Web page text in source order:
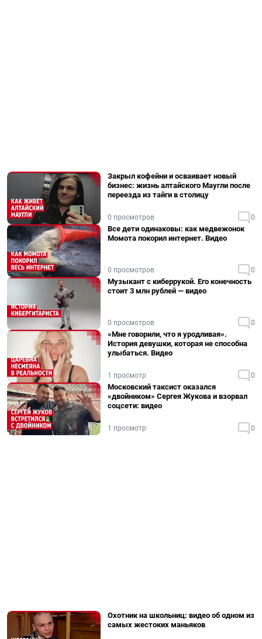
Закрыл кофейни и осваивает новый
бизнес: жизнь алтайского Маугли после
переезда из тайги в столицу
0 просмотров 0
Все дети одинаковы: как медвежонок
Момота покорил интернет. Видео
0 просмотров 0
Музыкант с киберрукой. Его конечность
стоит 3 млн рублей — видео
0 просмотров 0
«Мне говорили, что я уродливая».
История девушки, которая не способна
улыбаться. Видео
1 просмотр 0
Московский таксист оказался
«двойником» Сергея Жукова и взорвал
соцсети: видео
1 просмотр 0
Охотник на школьниц: видео об одном из
самых жестоких маньяков